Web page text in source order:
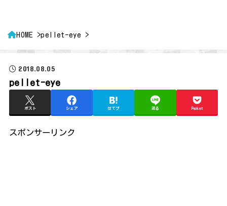
HOME pellet-eye
2018.08.05
pellet-eye
ポスト シェア はてブ 送る Pocket
スポンサーリンク